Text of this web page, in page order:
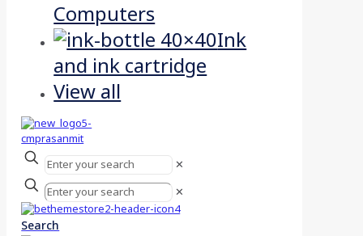
Computers
Ink
and ink cartridge
View all
✕
✕
Search